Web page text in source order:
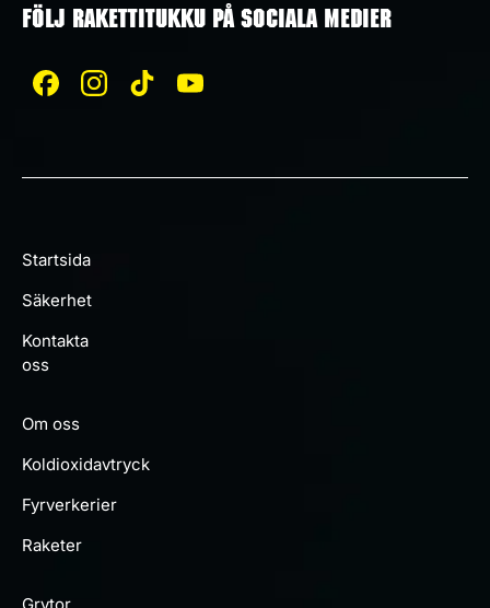
FÖLJ RAKETTITUKKU PÅ SOCIALA MEDIER
Startsida
Säkerhet
Kontakta
oss
Om oss
Koldioxidavtryck
Fyrverkerier
Raketer